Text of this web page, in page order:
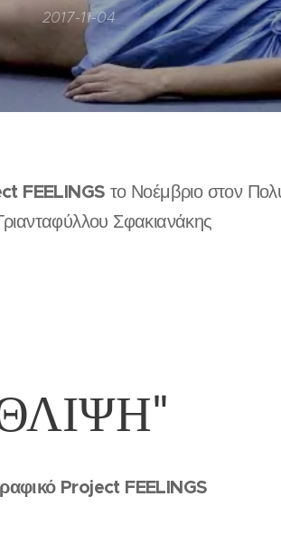
2017-11-04
FEELINGS το Νοέμβριο στον
Σφακιανάκης
Project FEELINGS